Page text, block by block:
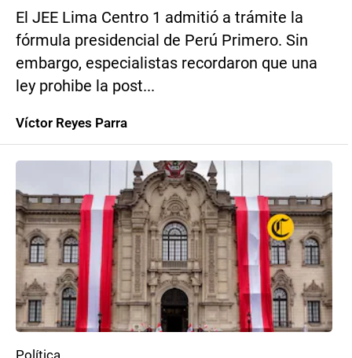
El JEE Lima Centro 1 admitió a trámite la
fórmula presidencial de Perú Primero. Sin
embargo, especialistas recordaron que una
ley prohibe la post...
Víctor Reyes Parra
Política